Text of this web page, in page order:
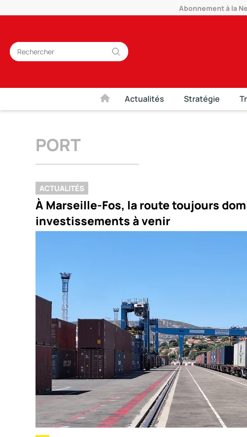
Abonnement à la
Actualités Stratégie
PORT
ACTUALITÉS
À Marseille-Fos, la route toujours
investissements à venir